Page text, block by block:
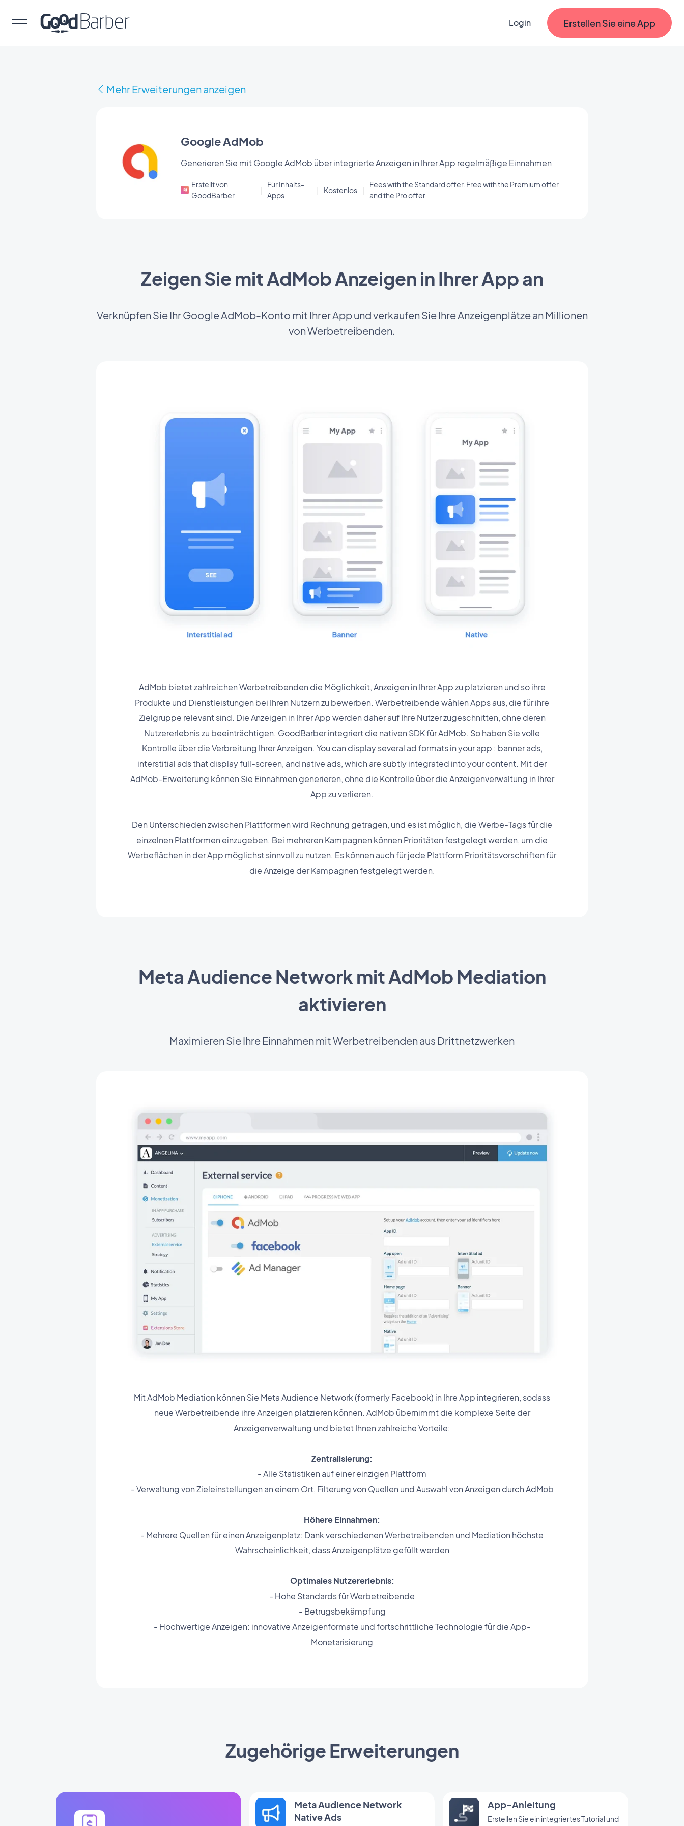
Login Erstellen Sie eine App
Mehr Erweiterungen anzeigen
Google AdMob
Generieren Sie mit Google AdMob über integrierte Anzeigen in Ihrer App regelmäßige Einnahmen
Erstellt von
GoodBarber
Für Inhalts-
Apps
Kostenlos
Fees with the Standard offer. Free with the Premium offer
and the Pro offer
Zeigen Sie mit AdMob Anzeigen in Ihrer App an
Verknüpfen Sie Ihr Google AdMob-Konto mit Ihrer App und verkaufen Sie Ihre Anzeigenplätze an Millionen
von Werbetreibenden.
AdMob bietet zahlreichen Werbetreibenden die Möglichkeit, Anzeigen in Ihrer App zu platzieren und so ihre
Produkte und Dienstleistungen bei Ihren Nutzern zu bewerben. Werbetreibende wählen Apps aus, die für ihre
Zielgruppe relevant sind. Die Anzeigen in Ihrer App werden daher auf Ihre Nutzer zugeschnitten, ohne deren
Nutzererlebnis zu beeinträchtigen. GoodBarber integriert die nativen SDK für AdMob. So haben Sie volle
Kontrolle über die Verbreitung Ihrer Anzeigen. You can display several ad formats in your app : banner ads,
interstitial ads that display full-screen, and native ads, which are subtly integrated into your content. Mit der
AdMob-Erweiterung können Sie Einnahmen generieren, ohne die Kontrolle über die Anzeigenverwaltung in Ihrer
App zu verlieren.
Den Unterschieden zwischen Plattformen wird Rechnung getragen, und es ist möglich, die Werbe-Tags für die
einzelnen Plattformen einzugeben. Bei mehreren Kampagnen können Prioritäten festgelegt werden, um die
Werbeflächen in der App möglichst sinnvoll zu nutzen. Es können auch für jede Plattform Prioritätsvorschriften für
die Anzeige der Kampagnen festgelegt werden.
Meta Audience Network mit AdMob Mediation
aktivieren
Maximieren Sie Ihre Einnahmen mit Werbetreibenden aus Drittnetzwerken
Mit AdMob Mediation können Sie Meta Audience Network (formerly Facebook) in Ihre App integrieren, sodass
neue Werbetreibende ihre Anzeigen platzieren können. AdMob übernimmt die komplexe Seite der
Anzeigenverwaltung und bietet Ihnen zahlreiche Vorteile:
Zentralisierung:
- Alle Statistiken auf einer einzigen Plattform
- Verwaltung von Zieleinstellungen an einem Ort, Filterung von Quellen und Auswahl von Anzeigen durch AdMob
Höhere Einnahmen:
- Mehrere Quellen für einen Anzeigenplatz: Dank verschiedenen Werbetreibenden und Mediation höchste
Wahrscheinlichkeit, dass Anzeigenplätze gefüllt werden
Optimales Nutzererlebnis:
- Hohe Standards für Werbetreibende
- Betrugsbekämpfung
- Hochwertige Anzeigen: innovative Anzeigenformate und fortschrittliche Technologie für die App-
Monetarisierung
Zugehörige Erweiterungen
Meta Audience Network
Native Ads
App-Anleitung
Erstellen Sie ein integriertes Tutorial und